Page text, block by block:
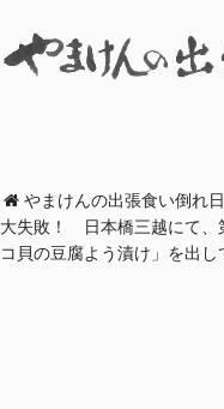
やまけんの出張食い倒れ
大失敗！ 日本橋三越にて、
コ貝の豆腐よう漬け」を出し